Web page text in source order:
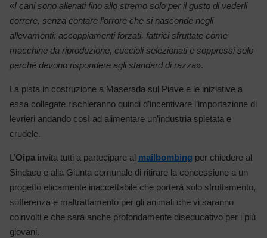
«I cani sono allenati fino allo stremo solo per il gusto di vederli
correre, senza contare l’orrore che si nasconde negli
allevamenti: accoppiamenti forzati, fattrici sfruttate come
macchine da riproduzione, cuccioli selezionati e soppressi solo
perché devono rispondere agli standard di razza».
La pista in costruzione a Maserada sul Piave e le iniziative a
essa collegate rischieranno quindi d’incentivare l’importazione di
levrieri andando così ad alimentare un’industria spietata e
crudele.
L’Oipa invita tutti a partecipare al mailbombing per chiedere al
Sindaco e alla Giunta comunale di ritirare la concessione a un
progetto eticamente inaccettabile che porterà solo sfruttamento,
sofferenza e maltrattamento per gli animali che vi saranno
coinvolti e che sarà anche profondamente diseducativo per i più
giovani.